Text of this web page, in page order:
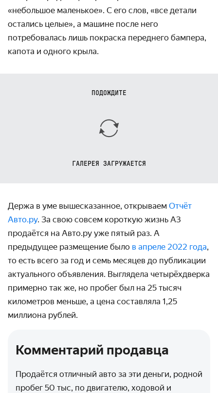
«небольшое маленькое». С его слов, «все детали
остались целые», а машине после него
потребовалась лишь покраска переднего бампера,
капота и одного крыла.
ПОДОЖДИТЕ
ГАЛЕРЕЯ ЗАГРУЖАЕТСЯ
Держа в уме вышесказанное, открываем Отчёт
Авто.ру. За свою совсем короткую жизнь A3
продаётся на Авто.ру уже пятый раз. А
предыдущее размещение было в апреле 2022 года,
то есть всего за год и семь месяцев до публикации
актуального объявления. Выглядела четырёхдверка
примерно так же, но пробег был на 25 тысяч
километров меньше, а цена составляла 1,25
миллиона рублей.
Комментарий продавца
Продаётся отличный авто за эти деньги, родной
пробег 50 тыс, по двигателю, ходовой и